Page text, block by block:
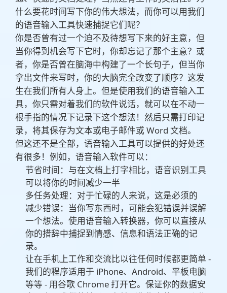
什么要花时间写下你的伟大想法，而你可以用我们
的语音输入工具快速捕捉它们呢？
你是否曾有过一个迫不及待想写下来的好主意，但
当你得到机会写下它时，你却忘记了那个主意？或
者，你是否曾在脑海中构建了一个长句子，但当你
拿出文件来写时，你的大脑完全改变了顺序？这发
生在我们所有人身上。但是使用我们的语音输入工
具，你只需对着我们的软件说话，就可以在不动一
根手指的情况下记录下这个想法！然后只需打印记
录，将其保存为文本或电子邮件或 Word 文档。
但这还不是全部，语音输入工具可以提供的好处还
有很多！例如，语音输入软件可以：
节省时间：与在文档上打字相比，语音识别工具
可以将你的时间减少一半
多任务处理：对于忙碌的人来说，这是必须的
减少错误：当你写东西时，可能会犯错误并误解
一个想法。使用语音输入转换器，你可以直接从
你的措辞中捕捉到情感、信息和语法正确的记
录。
让在手机上工作和交流比以往任何时候都更简单 -
我们的程序适用于 iPhone、Android、平板电脑
等等 - 用谷歌 Chrome 打开它。保证你的数据安